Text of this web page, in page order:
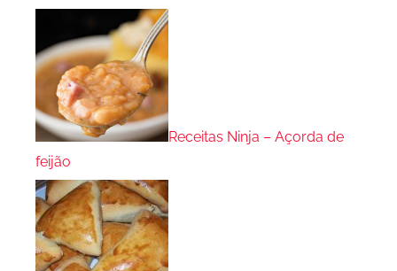
Receitas Ninja – Açorda de
feijão